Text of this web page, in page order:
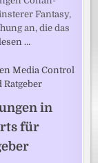
Fantasy,
an, die das
…
in
für